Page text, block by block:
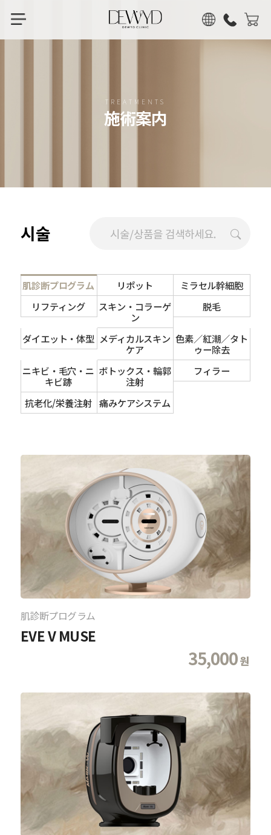
KOR
TREATMENTS
施術案内
시술
肌診断プログラム リポット
ミラセル幹細胞
リフティング
スキン・コラーゲ
ン
脱毛
ダイエット・体型 メディカルスキン
ケア
色素／紅潮／タト
ゥー除去
ニキビ・毛穴・ニ
キビ跡
ボトックス・輪郭
注射
フィラー
抗老化/栄養注射 痛みケアシステム
肌診断プログラム
EVE V MUSE
35,000원